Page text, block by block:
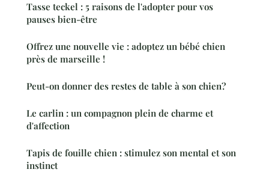
Tasse teckel : 5 raisons de l'adopter pour vos
pauses bien-être
Offrez une nouvelle vie : adoptez un bébé chien
près de marseille !
Peut-on donner des restes de table à son chien?
Le carlin : un compagnon plein de charme et
d'affection
Tapis de fouille chien : stimulez son mental et son
instinct